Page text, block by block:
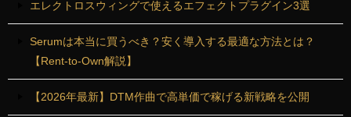
エレクトロスウィングで使えるエフェクトプラグイン3選
Serumは本当に買うべき？安く導入する最適な方法とは？
【Rent-to-Own解説】
【2026年最新】DTM作曲で高単価で稼げる新戦略を公開